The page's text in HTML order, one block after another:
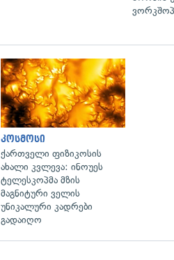
კოსმოსი
ქართველი ფიზიკოსის
ახალი კვლევა: ინოუეს
ტელესკოპმა მზის
მაგნიტური ველის
უნიკალური კადრები
გადაიღო